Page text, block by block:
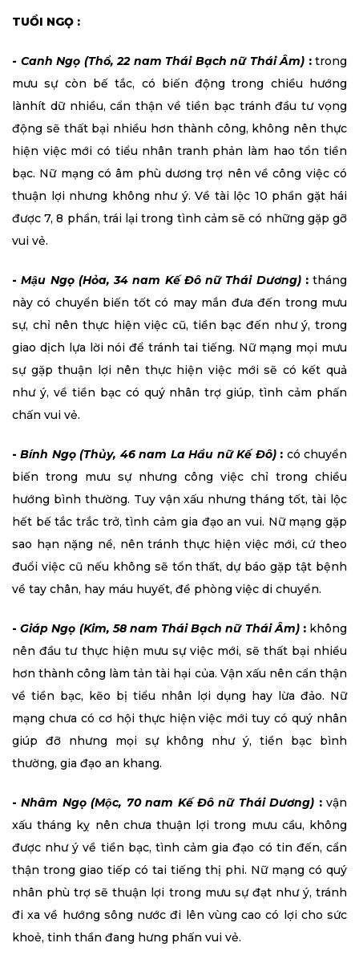
TUỔI NGỌ :
- Canh Ngọ (Thổ, 22 nam Thái Bạch nữ Thái Âm) :trong
mưu sự còn bế tắc, có biến động trong chiều hướng
lànhít dữ nhiều, cẩn thận về tiền bạc tránh đầu tư vọng
động sẽ thất bại nhiều hơn thành công, không nên thực
hiện việc mới có tiểu nhân tranh phản làm hao tổn tiền
bạc. Nữ mạng có âm phù dương trợ nên về công việc có
thuận lợi nhưng không như ý. Về tài lộc 10 phần gặt hái
được 7, 8 phần, trái lại trong tình cảm sẽ có những gặp gỡ
vui vẻ.
-Mậu Ngọ (Hỏa, 34 nam Kế Đô nữ Thái Dương) :tháng
này có chuyển biến tốt có may mắn đưa đến trong mưu
sự, chỉ nên thực hiện việc cũ, tiền bạc đến như ý, trong
giao dịch lựa lời nói để tránh tai tiếng. Nữ mạng mọi mưu
sự gặp thuận lợi nên thực hiện việc mới sẽ có kết quả
như ý, về tiền bạc có quý nhân trợ giúp, tình cảm phấn
chấn vui vẻ.
-Bính Ngọ (Thủy, 46 nam La Hầu nữ Kế Đô) : có chuyển
biến trong mưu sự nhưng công việc chỉ trong chiều
hướng bình thường. Tuy vận xấu nhưng tháng tốt, tài lộc
hết bế tắc trắc trở, tình cảm gia đạo an vui. Nữ mạng gặp
sao hạn nặng nề, nên tránh thực hiện việc mới, cứ theo
đuổi việc cũ nếu không sẽ tổn thất, dự báo gặp tật bệnh
về tay chân, hay máu huyết, đề phòng việc di chuyển.
-Giáp Ngọ (Kim, 58 nam Thái Bạch nữ Thái Âm) :không
nên đầu tư thực hiện mưu sự việc mới, sẽ thất bại nhiều
hơn thành công làm tản tài hại của. Vận xấu nên cẩn thận
về tiền bạc, kẽo bị tiểu nhân lợi dụng hay lừa đảo. Nữ
mạng chưa có cơ hội thực hiện việc mới tuy có quý nhân
giúp đỡ nhưng mọi sự không như ý, tiền bạc bình
thường, gia đạo an khang.
-Nhâm Ngọ (Mộc, 70 nam Kế Đô nữ Thái Dương) :vận
xấu tháng kỵ nên chưa thuận lợi trong mưu cầu, không
được như ý về tiền bạc, tình cảm gia đạo có tin đến, cẩn
thận trong giao tiếp có tai tiếng thị phi. Nữ mạng có quý
nhân phù trợ sẽ thuận lợi trong mưu sự đạt như ý, tránh
đi xa về hướng sông nước đi lên vùng cao có lợi cho sức
khoẻ, tinh thần đang hưng phấn vui vẻ.